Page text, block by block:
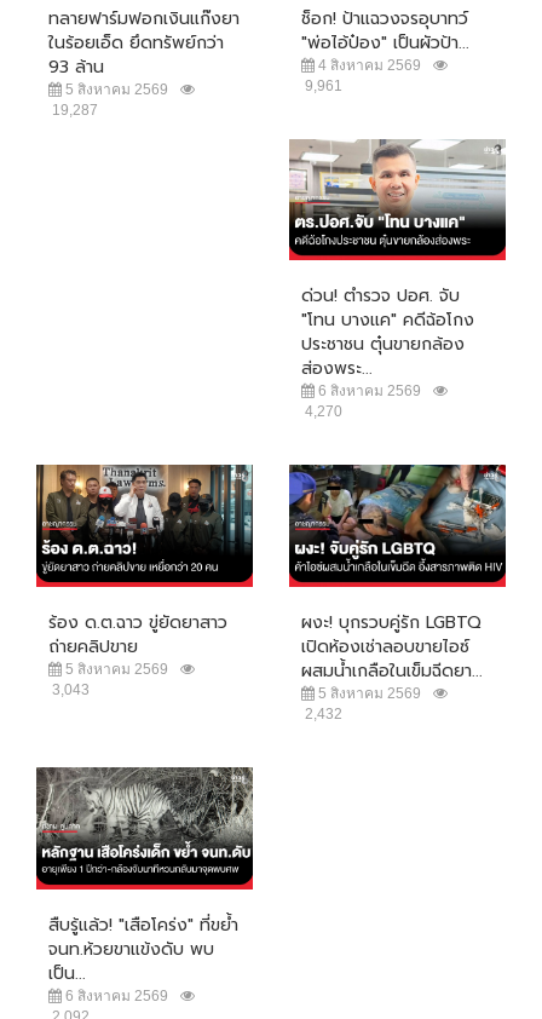
ทลายฟาร์มฟอกเงินแก๊งยา
ในร้อยเอ็ด ยึดทรัพย์กว่า
93 ล้าน
5 สิงหาคม 2569
19,287
ช็อก! ป้าแฉวงจรอุบาทว์
"พ่อไอ้ป๋อง" เป็นผัวป้า...
4 สิงหาคม 2569
9,961
ด่วน! ตำรวจ ปอศ. จับ
"โทน บางแค" คดีฉ้อโกง
ประชาชน ตุ๋นขายกล้อง
ส่องพระ...
6 สิงหาคม 2569
4,270
ร้อง ด.ต.ฉาว ขู่ยัดยาสาว
ถ่ายคลิปขาย
5 สิงหาคม 2569
3,043
ผงะ! บุกรวบคู่รัก LGBTQ
เปิดห้องเช่าลอบขายไอซ์
ผสมน้ำเกลือในเข็มฉีดยา...
5 สิงหาคม 2569
2,432
สืบรู้แล้ว! "เสือโคร่ง" ที่ขย้ำ
จนท.ห้วยขาแข้งดับ พบ
เป็น...
6 สิงหาคม 2569